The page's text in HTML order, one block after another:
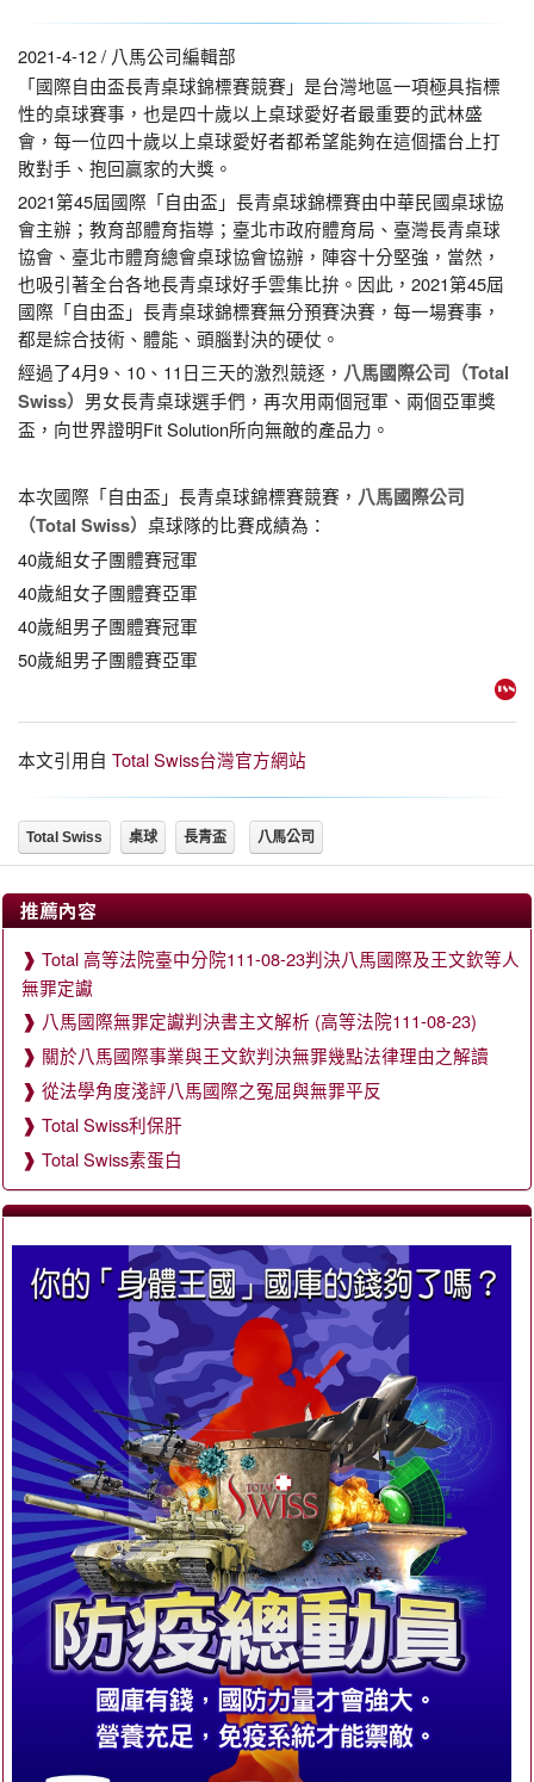
2021-4-12 / 八馬公司編輯部
「國際自由盃長青桌球錦標賽競賽」是台灣地區一項極具指標
性的桌球賽事，也是四十歲以上桌球愛好者最重要的武林盛
會，每一位四十歲以上桌球愛好者都希望能夠在這個擂台上打
敗對手、抱回贏家的大獎。
2021第45屆國際「自由盃」長青桌球錦標賽由中華民國桌球協
會主辦；教育部體育指導；臺北市政府體育局、臺灣長青桌球
協會、臺北市體育總會桌球協會協辦，陣容十分堅強，當然，
也吸引著全台各地長青桌球好手雲集比拚。因此，2021第45屆
國際「自由盃」長青桌球錦標賽無分預賽決賽，每一場賽事，
都是綜合技術、體能、頭腦對決的硬仗。
經過了4月9、10、11日三天的激烈競逐， 八馬國際公司（Total
Swiss） 男女長青桌球選手們，再次用兩個冠軍、兩個亞軍獎
盃，向世界證明Fit Solution所向無敵的產品力。
本次國際「自由盃」長青桌球錦標賽競賽， 八馬國際公司
（Total Swiss） 桌球隊的比賽成績為：
40歲組女子團體賽冠軍
40歲組女子團體賽亞軍
40歲組男子團體賽冠軍
50歲組男子團體賽亞軍
本文引用自 Total Swiss台灣官方網站
Total Swiss 桌球 長青盃 八馬公司
推薦內容
Total 高等法院臺中分院111-08-23判決八馬國際及王文欽等人
無罪定讞
八馬國際無罪定讞判決書主文解析 (高等法院111-08-23)
關於八馬國際事業與王文欽判決無罪幾點法律理由之解讀
從法學角度淺評八馬國際之冤屈與無罪平反
Total Swiss利保肝
Total Swiss素蛋白